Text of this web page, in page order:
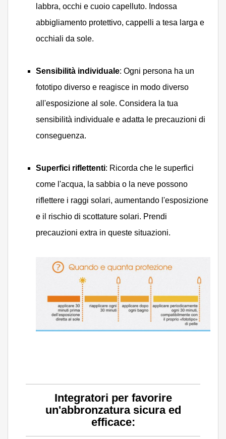
labbra, occhi e cuoio capelluto. Indossa
abbigliamento protettivo, cappelli a tesa larga e
occhiali da sole.
Sensibilità individuale: Ogni persona ha un
fototipo diverso e reagisce in modo diverso
all'esposizione al sole. Considera la tua
sensibilità individuale e adatta le precauzioni di
conseguenza.
Superfici riflettenti: Ricorda che le superfici
come l'acqua, la sabbia o la neve possono
riflettere i raggi solari, aumentando l'esposizione
e il rischio di scottature solari. Prendi
precauzioni extra in queste situazioni.
Integratori per favorire
un'abbronzatura sicura ed
efficace: